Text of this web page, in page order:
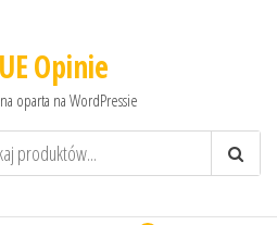
Opinie
oparta na WordPressie